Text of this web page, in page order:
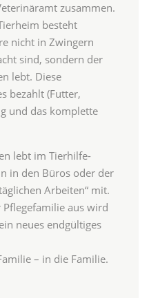
zusammen.
besteht
nicht in Zwingern
sind, sondern der
lebt. Diese
bezahlt (Futter,
und das komplette
lebt im Tierhilfe-
in den Büros oder der
Arbeiten“ mit.
aus wird
neues endgültiges
– in die Familie.